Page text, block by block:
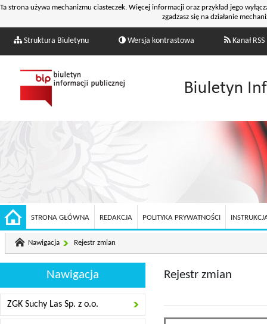
Ta strona używa mechanizmu ciasteczek. Więcej informacji oraz przykład jego
zgadzasz się na działanie
Struktura Biuletynu Wersja kontrastowa Kanał RSS
STRONA GŁÓWNA REDAKCJA POLITYKA PRYWATNOŚCI
Nawigacja Rejestr zmian
Nawigacja
ZGK Suchy Las Sp. z o.o.
Rejestr zmian